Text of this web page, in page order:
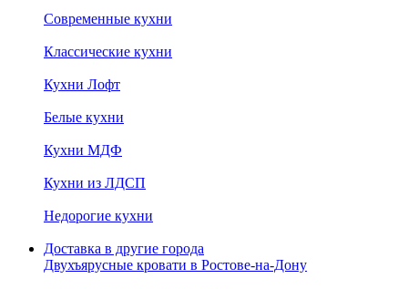
Современные кухни
Классические кухни
Кухни Лофт
Белые кухни
Кухни МДФ
Кухни из ЛДСП
Недорогие кухни
Доставка в другие города
Двухъярусные кровати в Ростове-на-Дону